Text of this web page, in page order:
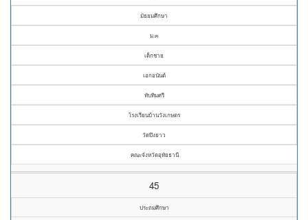
มัธยมศึกษา
ม.๓
เด็กชาย
เอกอนันต์
ทับทิมศรี
โรงเรียนบ้านวังเกษตร
วัดบึงยาว
คณะจังหวัดอุทัยธานี
45
ประถมศึกษา